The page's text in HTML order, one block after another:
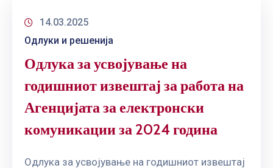
14.03.2025
Одлуки и решенија
Одлука за усвојување на
годишниот извештај за работа на
Агенцијата за електронски
комуникации за 2024 година
Одлука за усвојување на годишниот извештај